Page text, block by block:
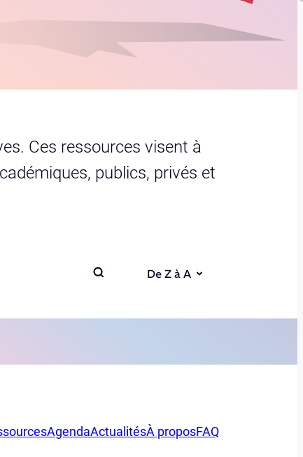
Ces ressources visent à
publics, privés et
De Z à A
AgendaActualitésÀ proposFAQ